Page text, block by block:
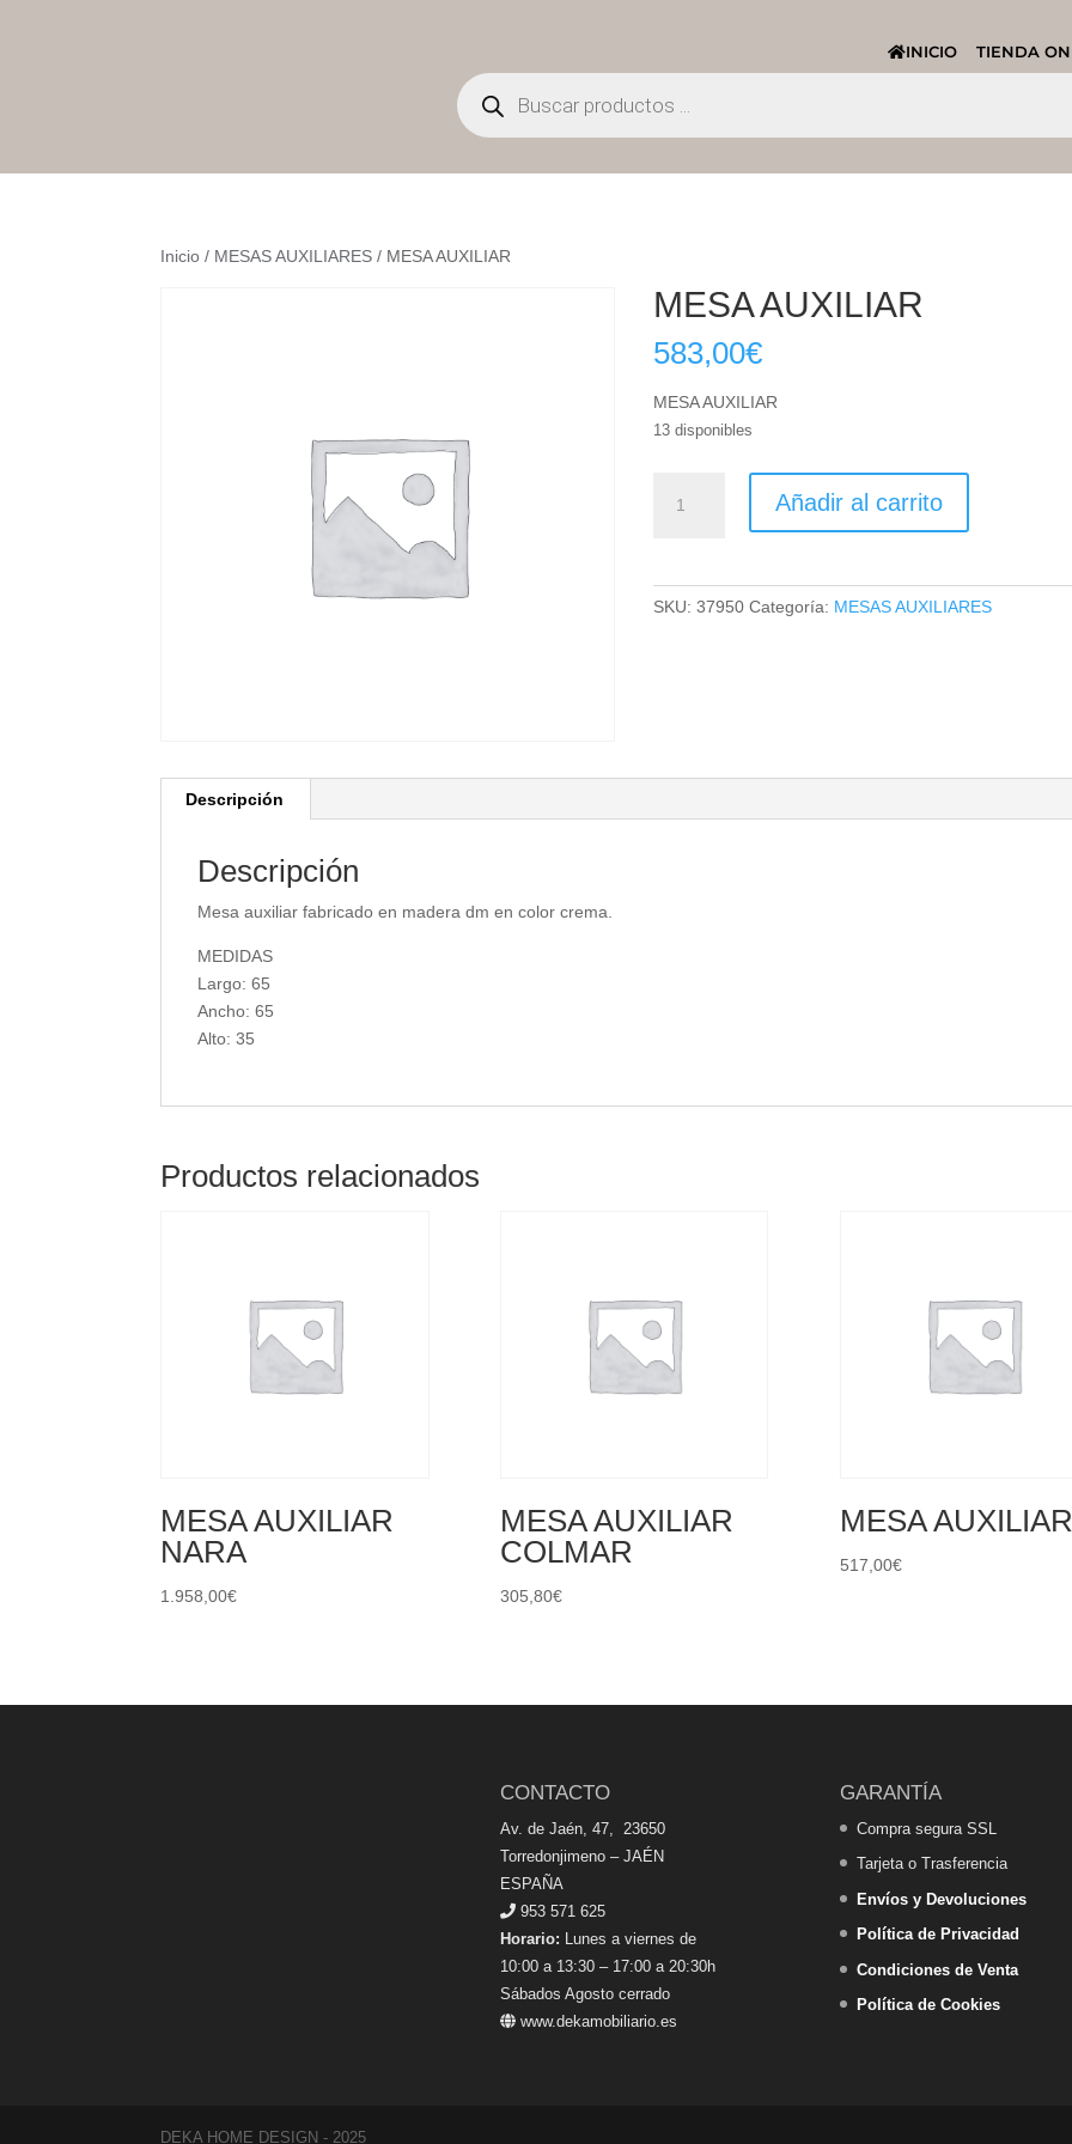
INICIO
TIENDA
Búsqueda
de
productos
Inicio / MESAS AUXILIARES / MESA AUXILIAR
MESA AUXILIAR
583,00€
MESA AUXILIAR
13 disponibles
AUXILIAR
Añadir al carrito
SKU:37950 Categoría: MESAS AUXILIARES
Descripción
Descripción
Mesa auxiliar fabricado en madera dm en color crema.
MEDIDAS
Largo: 65
Ancho: 65
Alto: 35
Productos relacionados
MESA AUXILIAR
NARA
1.958,00€
MESA AUXILIAR
COLMAR
305,80€
MESA AUXILIAR
517,00€
CONTACTO
Av. de Jaén, 47, 23650
Torredonjimeno – JAÉN
ESPAÑA
953 571 625
Horario: Lunes a viernes de
10:00 a 13:30 – 17:00 a 20:30h
Sábados Agosto cerrado
www.dekamobiliario.es
GARANTÍA
Compra segura SSL
Tarjeta o Trasferencia
Envíos y Devoluciones
Política de Privacidad
Condiciones de Venta
Política de Cookies
DEKA HOME DESIGN - 2025